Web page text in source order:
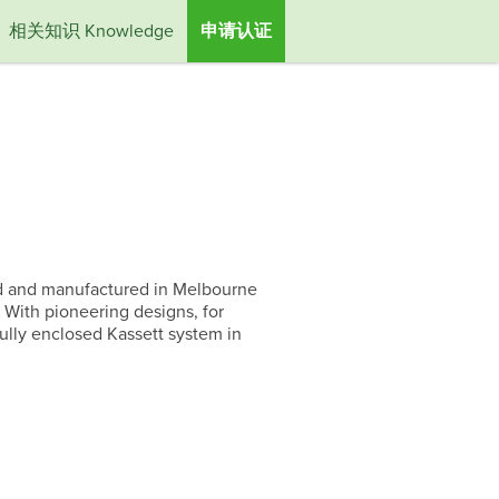
相关知识 Knowledge 申请认证
and manufactured in Melbourne
pioneering designs, for
enclosed Kassett system in